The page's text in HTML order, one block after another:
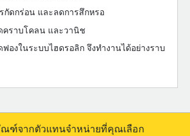
กัดกร่อน และลดการสึกหรอ
คราบโคลน และวานิช
ฟองในระบบไฮดรอลิก จึงทำงานได้อย่างราบ
ฑ์จากตัวแทนจำหน่ายที่คุณเลือก